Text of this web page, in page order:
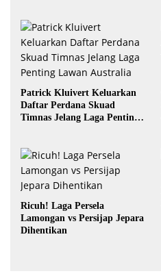
Patrick Kluivert Keluarkan
Daftar Perdana Skuad
Timnas Jelang Laga Penting
Ricuh! Laga Persela
Lamongan vs Persijap Jepara
Dihentikan